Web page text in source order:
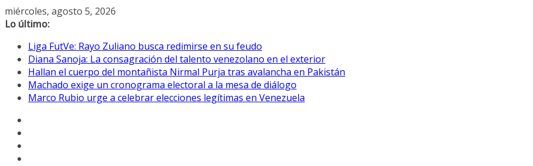
Saltar
al
miércoles, agosto 5, 2026
Lo último:
Liga FutVe: Rayo Zuliano busca redimirse en su feudo
Diana Sanoja: La consagración del talento venezolano en el exterior
Hallan el cuerpo del montañista Nirmal Purja tras avalancha en Pakistán
Machado exige un cronograma electoral a la mesa de diálogo
Marco Rubio urge a celebrar elecciones legítimas en Venezuela